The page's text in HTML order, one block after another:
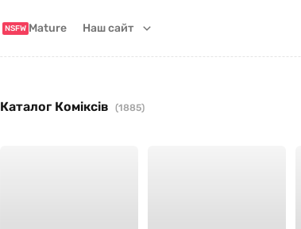
NSFW Mature Наш сайт
Каталог Коміксів (1885)